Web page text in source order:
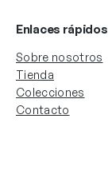
Enlaces rápidos
Sobre nosotros
Tienda
Colecciones
Contacto